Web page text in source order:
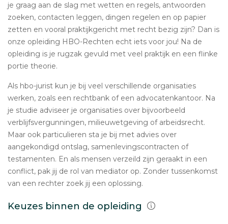
je graag aan de slag met wetten en regels, antwoorden
zoeken, contacten leggen, dingen regelen en op papier
zetten en vooral praktijkgericht met recht bezig zijn? Dan is
onze opleiding HBO-Rechten echt iets voor jou! Na de
opleiding is je rugzak gevuld met veel praktijk en een flinke
portie theorie.
Als hbo-jurist kun je bij veel verschillende organisaties
werken, zoals een rechtbank of een advocatenkantoor. Na
je studie adviseer je organisaties over bijvoorbeeld
verblijfsvergunningen, milieuwetgeving of arbeidsrecht.
Maar ook particulieren sta je bij met advies over
aangekondigd ontslag, samenlevingscontracten of
testamenten. En als mensen verzeild zijn geraakt in een
conflict, pak jij de rol van mediator op. Zonder tussenkomst
van een rechter zoek jij een oplossing.
Keuzes binnen de opleiding